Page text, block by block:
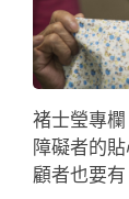
褚士瑩專
障礙者的
顧者也要有